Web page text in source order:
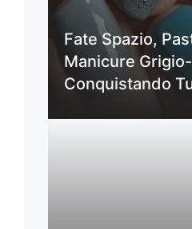
Fate Spazio,
Manicure
Conquistando